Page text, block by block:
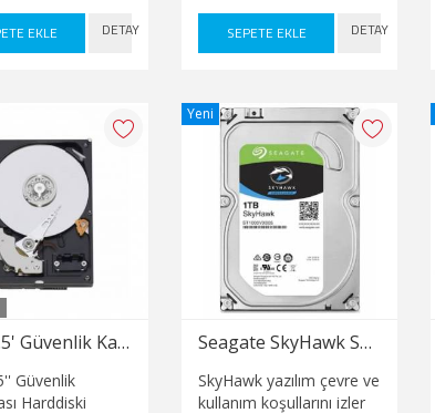
EKLE DETAY
poe switch ihtiyacınız
SEPETE EKLE DETAY
4TB 3.5' Güvenlik Kamerası Harddiski
Güvenlik
Harddiski
Seagate SkyHawk ST1000VX005 3.5" 1 TB 5900 RPM 64 MB SATA 3 HDD Güvenlik Diski
SkyHawk yazılım çevre ve
kullanım koşullarını izler
Yeni